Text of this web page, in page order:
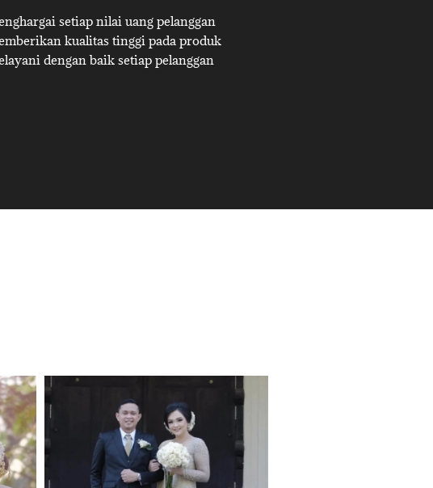
setiap nilai uang pelanggan
kualitas tinggi pada produk
dengan baik setiap pelanggan